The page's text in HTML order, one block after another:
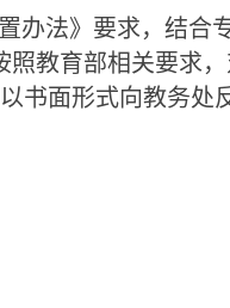
办法》要求，结合
教育部相关要求
书面形式向教务处